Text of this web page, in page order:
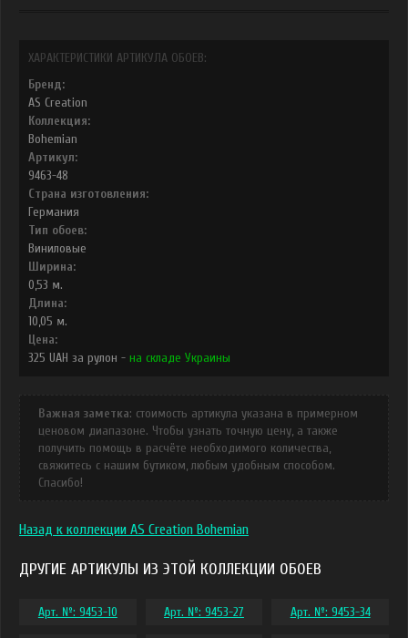
ХАРАКТЕРИСТИКИ АРТИКУЛА ОБОЕВ:
Бренд:
AS Creation
Коллекция:
Bohemian
Артикул:
9463-48
Страна изготовления:
Германия
Тип обоев:
Виниловые
Ширина:
0,53 м.
Длина:
10,05 м.
Цена:
325 UAH за рулон - на складе Украины
Важная заметка: стоимость артикула указана в примерном
ценовом диапазоне. Чтобы узнать точную цену, а также
получить помощь в расчёте необходимого количества,
свяжитесь с нашим бутиком, любым удобным способом.
Спасибо!
Назад к коллекции AS Creation Bohemian
ДРУГИЕ АРТИКУЛЫ ИЗ ЭТОЙ КОЛЛЕКЦИИ ОБОЕВ
Арт. №: 9453-10 Арт. №: 9453-27 Арт. №: 9453-34